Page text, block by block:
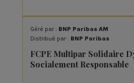
Géré par : BNP Paribas AM
Distribué par : BNP Paribas
FCPE Multipar Solidaire
Socialement Responsable